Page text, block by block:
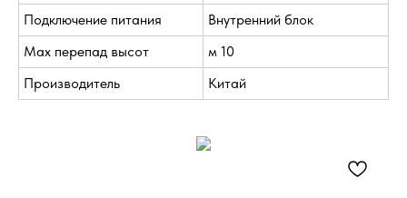
Подключение питания
Внутренний блок
Max перепад высот
м 10
Производитель
Китай